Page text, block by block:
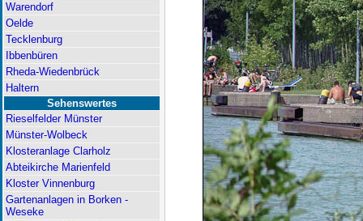
Warendorf
Oelde
Tecklenburg
Ibbenbüren
Rheda-Wiedenbrück
Haltern
Sehenswertes
Rieselfelder Münster
Münster-Wolbeck
Klosteranlage Clarholz
Abteikirche Marienfeld
Kloster Vinnenburg
Gartenanlagen in Borken -
Weseke